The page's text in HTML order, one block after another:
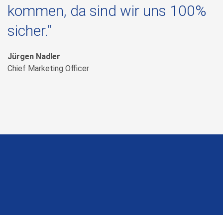
kommen, da sind wir uns 100%
sicher.“
Jürgen Nadler
Chief Marketing Officer